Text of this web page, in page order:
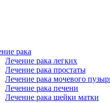
рака
Лечение рака легких
Лечение рака простаты
Лечение рака мочевого
Лечение рака печени
Лечение рака шейки матки